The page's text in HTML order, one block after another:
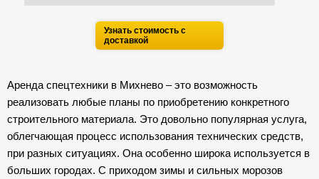
Узнать стоимость с
доставкой
Аренда спецтехники в Михнево – это возможность
реализовать любые планы по приобретению конкретного
строительного материала. Это довольно популярная услуга,
облегчающая процесс использования технических средств,
при разных ситуациях. Она особенно широка используется в
больших городах. С приходом зимы и сильных морозов